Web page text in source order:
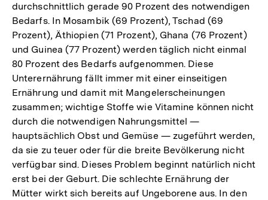
durchschnittlich gerade 90 Prozent des notwendigen
Bedarfs. In Mosambik (69 Prozent), Tschad (69
Prozent), Äthiopien (71 Prozent), Ghana (76 Prozent)
und Guinea (77 Prozent) werden täglich nicht einmal
80 Prozent des Bedarfs aufgenommen. Diese
Unterernährung fällt immer mit einer einseitigen
Ernährung und damit mit Mangelerscheinungen
zusammen; wichtige Stoffe wie Vitamine können nicht
durch die notwendigen Nahrungsmittel —
hauptsächlich Obst und Gemüse — zugeführt werden,
da sie zu teuer oder für die breite Bevölkerung nicht
verfügbar sind. Dieses Problem beginnt natürlich nicht
erst bei der Geburt. Die schlechte Ernährung der
Mütter wirkt sich bereits auf Ungeborene aus. In den